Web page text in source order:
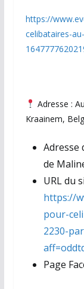
https://
celibataires-
Adresse :
Kraainem,
Adresse
de
URL du
https://
pour-
2230-
Page